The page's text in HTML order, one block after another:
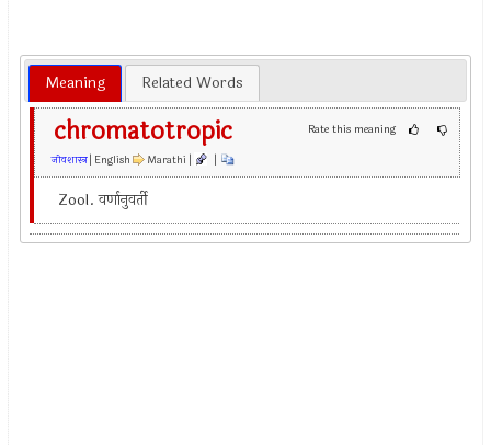
Meaning Related Words
Rate this meaning
chromatotropic
जीवशास्त्र| English Marathi | |
Zool. वर्णानुवर्ती